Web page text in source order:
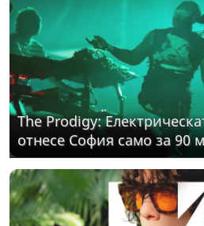
The Prodigy:
отнесе София само за 90